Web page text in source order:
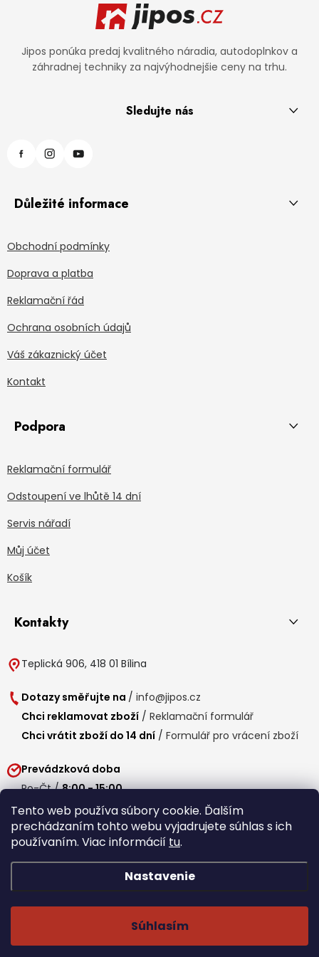
Tento web používa súbory cookie. Ďalším
prechádzaním tohto webu vyjadrujete súhlas s ich
používaním. Viac informácií tu.
Nastavenie
Súhlasím
Jipos ponúka predaj kvalitného náradia, autodoplnkov a
záhradnej techniky za najvýhodnejšie ceny na trhu.
Sledujte nás
Důležité informace
Obchodní podmínky
Doprava a platba
Reklamační řád
Ochrana osobních údajů
Váš zákaznický účet
Kontakt
Podpora
Reklamační formulář
Odstoupení ve lhůtě 14 dní
Servis nářadí
Můj účet
Košík
Kontakty
Teplická 906, 418 01 Bílina
Dotazy směřujte na / info@jipos.cz
Chci reklamovat zboží / Reklamační formulář
Chci vrátit zboží do 14 dní / Formulář pro vrácení zboží
Prevádzková doba
Po-Čt /8:00 - 15:00
Pá / 7:30 - 14:30
Obedňajšia prestávka /11:00 - 11:30
Běží na Shoptet Premium/Webdesign mi-ma.cz
Copyright 2026
cookies